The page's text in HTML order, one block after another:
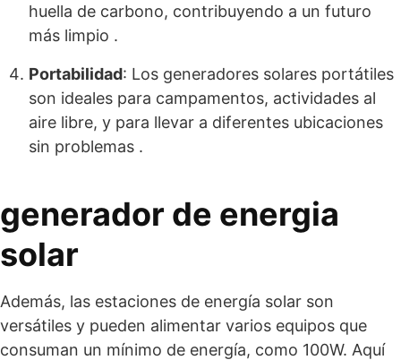
huella de carbono, contribuyendo a un futuro
más limpio .
Portabilidad: Los generadores solares portátiles
son ideales para campamentos, actividades al
aire libre, y para llevar a diferentes ubicaciones
sin problemas .
generador de energia
solar
Además, las estaciones de energía solar son
versátiles y pueden alimentar varios equipos que
consuman un mínimo de energía, como 100W. Aquí